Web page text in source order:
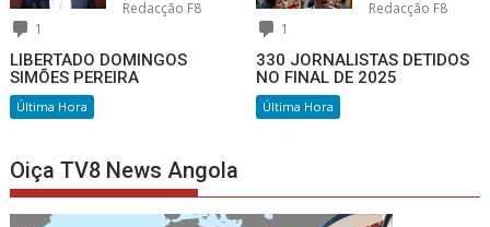
Redacção F8
1
LIBERTADO DOMINGOS
SIMÕES PEREIRA
Última Hora
Redacção F8
1
330 JORNALISTAS DETIDOS
NO FINAL DE 2025
Última Hora
Oiça TV8 News Angola